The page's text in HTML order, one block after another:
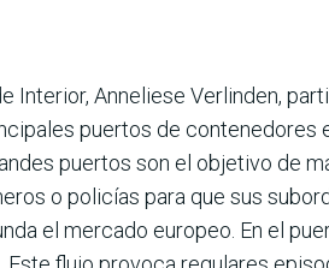
Interior, Anneliese Verlinden,
puertos de
puertos son el objetivo de
o policías para que sus
el mercado europeo. En el